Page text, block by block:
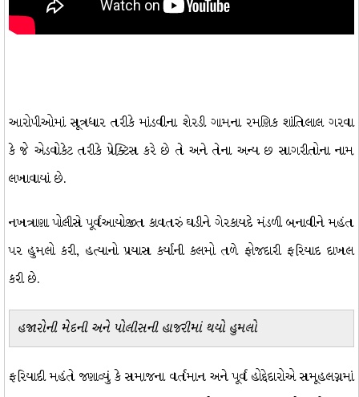
આરોપીઓમાં સૂત્રધાર તરીકે માંડવીના શેરડી ગામના રમણિક શાંતિલાલ ગરવા
કે જે એડવોકેટ તરીકે પ્રેક્ટિસ કરે છે તે અને તેના અન્ય છ સાગરીતોના નામ
લખાવાયાં છે.
નખત્રાણા પોલીસે પૂર્વઆયોજીત કાવતરું ઘડીને ગેરકાયદે મંડળી બનાવીને મહંત
પર હુમલો કરી, હત્યાનો પ્રયાસ કર્યાની કલમો તળે ફોજદારી ફરિયાદ દાખલ
કરી છે.
હજારોની મેદની અને પોલીસની હાજરીમાં થયો હુમલો
ફરિયાદી મહંતે જણાવ્યું કે સમાજના વર્તમાન અને પૂર્વ હોદ્દેદારોએ સમૂહલગ્નમાં